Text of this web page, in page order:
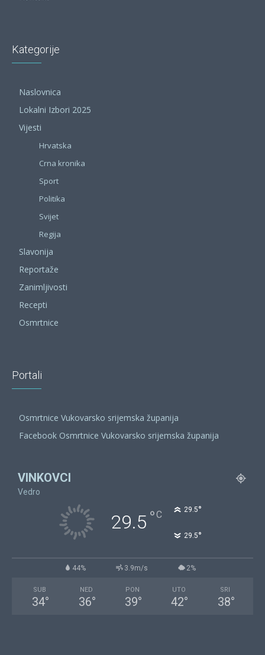
Kategorije
Naslovnica
Lokalni Izbori 2025
Vijesti
Hrvatska
Crna kronika
Sport
Politika
Svijet
Regija
Slavonija
Reportaže
Zanimljivosti
Recepti
Osmrtnice
Portali
Osmrtnice Vukovarsko srijemska županija
Facebook Osmrtnice Vukovarsko srijemska županija
VINKOVCI
Vedro
29.5 °C 29.5°
29.5°
44% 3.9m/s 2%
SUB
34°
NED
36°
PON
39°
UTO
42°
SRI
38°